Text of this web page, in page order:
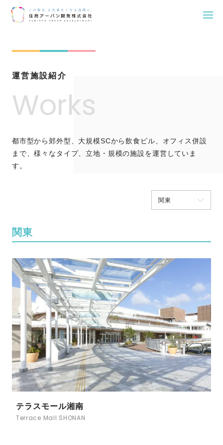
運営施設紹介
Works
都市型から郊外型、大規模SCから飲食ビル、オフィス併設
まで、様々なタイプ、立地・規模の施設を運営していま
す。
関東
テラスモール湘南
Terrace Mall SHONAN